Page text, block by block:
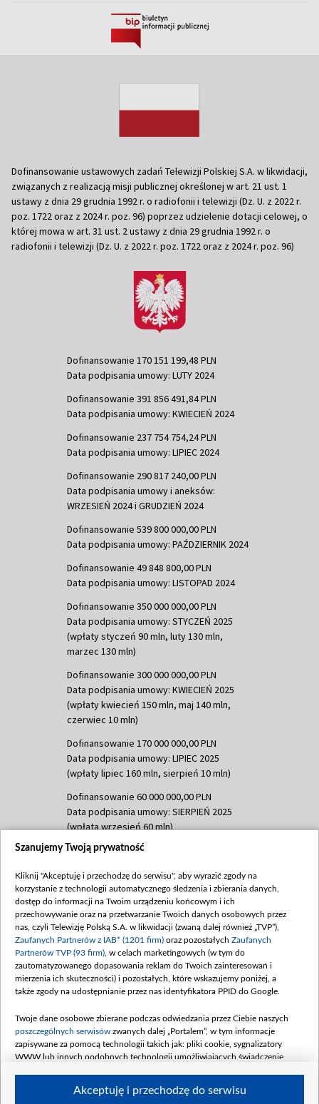
Dofinansowanie ustawowych zadań Telewizji Polskiej S.A. w likwidacji,
związanych z realizacją misji publicznej określonej w art. 21 ust. 1
ustawy z dnia 29 grudnia 1992 r. o radiofonii i telewizji (Dz. U. z 2022 r.
poz. 1722 oraz z 2024 r. poz. 96) poprzez udzielenie dotacji celowej, o
której mowa w art. 31 ust. 2 ustawy z dnia 29 grudnia 1992 r. o
radiofonii i telewizji (Dz. U. z 2022 r. poz. 1722 oraz z 2024 r. poz. 96)
Dofinansowanie 170 151 199,48 PLN
Data podpisania umowy: LUTY 2024
Dofinansowanie 391 856 491,84 PLN
Data podpisania umowy: KWIECIEŃ 2024
Dofinansowanie 237 754 754,24 PLN
Data podpisania umowy: LIPIEC 2024
Dofinansowanie 290 817 240,00 PLN
Data podpisania umowy i aneksów:
WRZESIEŃ 2024 i GRUDZIEŃ 2024
Dofinansowanie 539 800 000,00 PLN
Data podpisania umowy: PAŹDZIERNIK 2024
Dofinansowanie 49 848 800,00 PLN
Data podpisania umowy: LISTOPAD 2024
Dofinansowanie 350 000 000,00 PLN
Data podpisania umowy: STYCZEŃ 2025
(wpłaty styczeń 90 mln, luty 130 mln,
marzec 130 mln)
Dofinansowanie 300 000 000,00 PLN
Data podpisania umowy: KWIECIEŃ 2025
(wpłaty kwiecień 150 mln, maj 140 mln,
czerwiec 10 mln)
Dofinansowanie 170 000 000,00 PLN
Data podpisania umowy: LIPIEC 2025
(wpłaty lipiec 160 mln, sierpień 10 mln)
Dofinansowanie 60 000 000,00 PLN
Data podpisania umowy: SIERPIEŃ 2025
(wpłata wrzesień 60 mln)
Dofinansowanie 635 783 051,21 PLN
(wpłata wrzesień 100 mln, październik 350
mln, listopad 265 mln)
Dofinansowanie 48 862 000,00 PLN
Data podpisania umowy: GRUDZIEŃ 2025
(wpłata grudzień 60,548 mln)
Dofinansowanie 900 000 000,00 PLN
Data podpisania umowy: LUTY 2026 (wpłata
kwiecień 180 mln, 7 maja 180 mln, 8
czerwca 90 mln)
Dofinansowanie 250 000 000,00 PLN
4 sierpnia 250 mln
Szanujemy Twoją prywatność
Kliknij "Akceptuję i przechodzę do serwisu", aby wyrazić zgody na
korzystanie z technologii automatycznego śledzenia i zbierania danych,
dostęp do informacji na Twoim urządzeniu końcowym i ich
przechowywanie oraz na przetwarzanie Twoich danych osobowych przez
nas, czyli Telewizję Polską S.A. w likwidacji (zwaną dalej również „TVP”),
Zaufanych Partnerów z IAB* (1201 firm) oraz pozostałych Zaufanych
Partnerów TVP (93 firm) , w celach marketingowych (w tym do
zautomatyzowanego dopasowania reklam do Twoich zainteresowań i
mierzenia ich skuteczności) i pozostałych, które wskazujemy poniżej, a
także zgody na udostępnianie przez nas identyfikatora PPID do Google.
Twoje dane osobowe zbierane podczas odwiedzania przez Ciebie naszych
poszczególnych serwisów zwanych dalej „Portalem”, w tym informacje
zapisywane za pomocą technologii takich jak: pliki cookie, sygnalizatory
WWW lub innych podobnych technologii umożliwiających świadczenie
Akceptuję i przechodzę do serwisu